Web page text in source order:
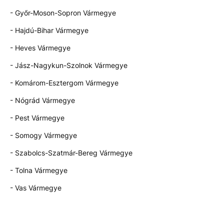
- Győr-Moson-Sopron Vármegye
- Hajdú-Bihar Vármegye
- Heves Vármegye
- Jász-Nagykun-Szolnok Vármegye
- Komárom-Esztergom Vármegye
- Nógrád Vármegye
- Pest Vármegye
- Somogy Vármegye
- Szabolcs-Szatmár-Bereg Vármegye
- Tolna Vármegye
- Vas Vármegye